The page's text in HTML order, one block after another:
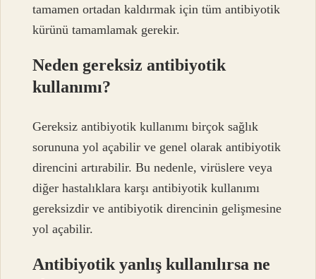
tamamen ortadan kaldırmak için tüm antibiyotik
kürünü tamamlamak gerekir.
Neden gereksiz antibiyotik
kullanımı?
Gereksiz antibiyotik kullanımı birçok sağlık
sorununa yol açabilir ve genel olarak antibiyotik
direncini artırabilir. Bu nedenle, virüslere veya
diğer hastalıklara karşı antibiyotik kullanımı
gereksizdir ve antibiyotik direncinin gelişmesine
yol açabilir.
Antibiyotik yanlış kullanılırsa ne